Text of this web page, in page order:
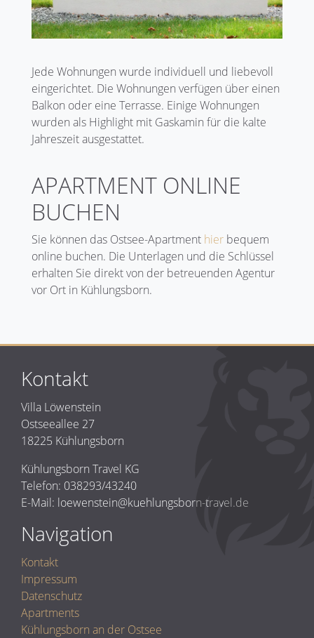
Jede Wohnungen wurde individuell und liebevoll
eingerichtet. Die Wohnungen verfügen über einen
Balkon oder eine Terrasse. Einige Wohnungen
wurden als Highlight mit Gaskamin für die kalte
Jahreszeit ausgestattet.
APARTMENT ONLINE
BUCHEN
Sie können das Ostsee-Apartment hier bequem
online buchen. Die Unterlagen und die Schlüssel
erhalten Sie direkt von der betreuenden Agentur
vor Ort in Kühlungsborn.
Kontakt
Villa Löwenstein
Ostseeallee 27
18225 Kühlungsborn
Kühlungsborn Travel KG
Telefon: 038293/43240
E-Mail: loewenstein@kuehlungsborn-travel.de
Navigation
Kontakt
Impressum
Datenschutz
Apartments
Kühlungsborn an der Ostsee